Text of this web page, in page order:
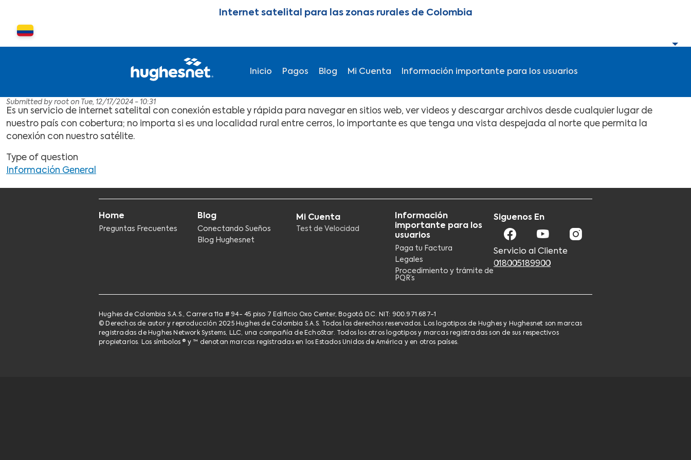
Internet satelital para las zonas rurales de Colombia
Cambiar país o región
Main navigation
Inicio Pagos Blog Mi Cuenta Información importante para los usuarios
Submitted by root on Tue, 12/17/2024 - 10:31
Es un servicio de internet satelital con conexión estable y rápida para navegar en sitios web, ver videos y descargar archivos desde cualquier lugar de
nuestro país con cobertura; no importa si es una localidad rural entre cerros, lo importante es que tenga una vista despejada al norte que permita la
conexión con nuestro satélite.
Type of question
Información General
Home
Preguntas Frecuentes
Blog
Conectando Sueños
Blog Hughesnet
Mi Cuenta
Test de Velocidad
Información
importante para los
usuarios
Paga tu Factura
Legales
Procedimiento y trámite de
PQR’s
Siguenos En
Servicio al Cliente
018005189900
Hughes de Colombia S.A.S., Carrera 11a # 94- 45 piso 7 Edificio Oxo Center, Bogotá D.C. NIT: 900.971.687-1
© Derechos de autor y reproducción 2025 Hughes de Colombia S.A.S. Todos los derechos reservados. Los logotipos de Hughes y Hughesnet son marcas
registradas de Hughes Network Systems, LLC, una compañía de EchoStar. Todos los otros logotipos y marcas registradas son de sus respectivos
propietarios. Los símbolos ® y ™ denotan marcas registradas en los Estados Unidos de América y en otros países.